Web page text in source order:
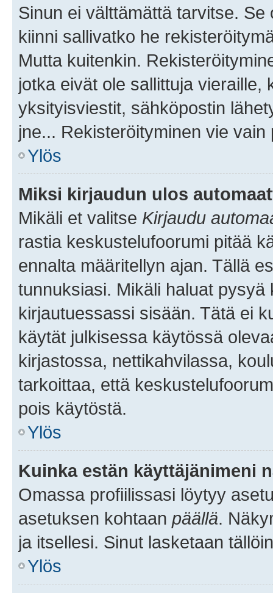
Sinun ei välttämättä tarvitse.
kiinni sallivatko he
Mutta kuitenkin.
jotka eivät ole sallittuja vieraille,
yksityisviestit, sähköpostin
jne... Rekisteröityminen vie
Ylös
Miksi kirjaudun ulos
Mikäli et valitse Kirjaudu
rastia keskustelufoorumi pitää
ennalta määritellyn ajan. Tällä
tunnuksiasi. Mikäli haluat
kirjautuessassi sisään. Tätä ei
käytät julkisessa käytössä
kirjastossa, nettikahvilassa,
tarkoittaa, että
pois käytöstä.
Ylös
Kuinka estän käyttäjänimeni
Omassa profiilissasi löytyy
asetuksen kohtaan päällä.
ja itsellesi. Sinut lasketaan
Ylös